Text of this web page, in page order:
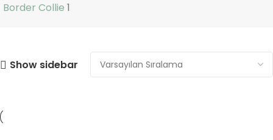
Border Collie 1
Show sidebar